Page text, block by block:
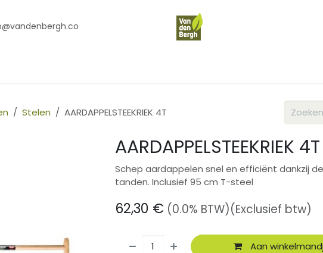
Stelen AARDAPPELSTEEKRIEK 4T
AARDAPPELSTEEKRIEK 4T
Schep aardappelen snel en efficiënt dankzij
tanden. Inclusief 95 cm T-steel
62,30 € (0.0% BTW)(Exclusief btw)
Aan